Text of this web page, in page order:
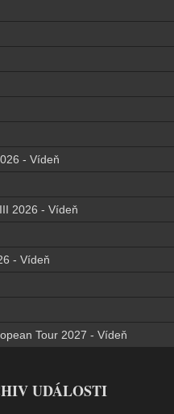
- Vídeň
2026 - Vídeň
- Vídeň
Tour 2027 - Vídeň
UDÁLOSTI